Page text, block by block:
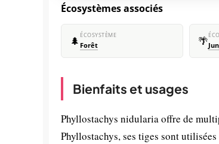
Écosystèmes associés
🌲 ÉCOSYSTÈME
Forêt 🌴
Bienfaits et usages
Phyllostachys nidularia offre de
Phyllostachys, ses tiges sont